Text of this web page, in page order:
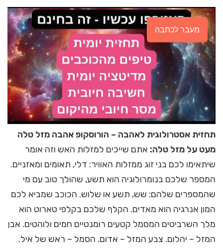
מעבר לכתבה
תחזית אסטרולוגית לאהבה – הורוסקופ אהבה מזל טלה
מעט על מזל טלה: אתם שייכים למזלות האש וזה אומר
שיתאימו לכם בני זוג ממזלות האוויר: דלי, תאומים ומאזניים.
המספר שלכם בנומרולוגיה הוא תשע, שהולך טוב עם מי
שהמספרים שלהם: שש, תשע או שלוש. הכוכב שמביא לכם
המון אנרגיה הוא מאדים. הקלף שלכם בקלפי טארוט הוא
מלך השרביטים המסמל קטעים רומנטיים חמים ולוהטים. אבן
המזל – יהלום. צבע המזל – אדום. הסמל – ראש של איל.